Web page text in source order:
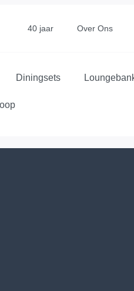
40 jaar Over Ons
Diningsets